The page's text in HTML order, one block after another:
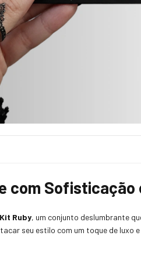
com Sofisticação
Kit Ruby, um conjunto deslumbrante
seu estilo com um toque de luxo e